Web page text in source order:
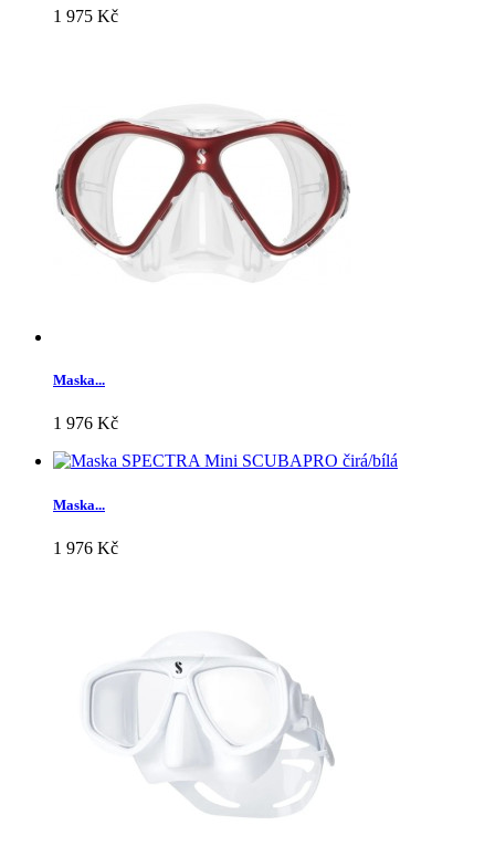
1 975 Kč
Maska...
1 976 Kč
Maska...
1 976 Kč